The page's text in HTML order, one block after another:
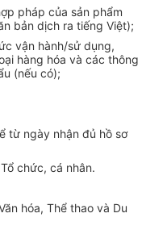
ợp pháp của sản phẩm
bản dịch ra tiếng Việt);
vận hành/sử dụng,
hàng hóa và các thông
(nếu có);
từ ngày nhận đủ hồ sơ
Tổ chức, cá nhân.
hóa, Thể thao và Du